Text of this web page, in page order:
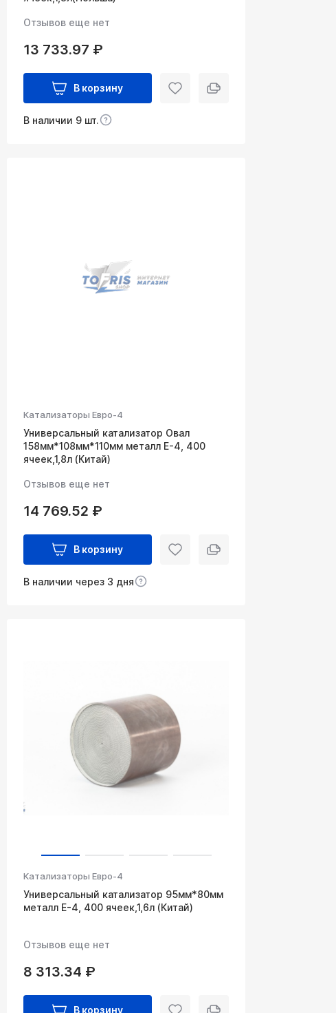
Отзывов еще нет
13 733.97 ₽
В корзину
В наличии 9 шт.
Катализаторы Евро-4
Универсальный катализатор Овал
158мм*108мм*110мм металл Е-4, 400
ячеек,1,8л (Китай)
Отзывов еще нет
14 769.52 ₽
В корзину
В наличии через 3 дня
Катализаторы Евро-4
Универсальный катализатор 95мм*80мм
металл Е-4, 400 ячеек,1,6л (Китай)
Отзывов еще нет
8 313.34 ₽
В корзину